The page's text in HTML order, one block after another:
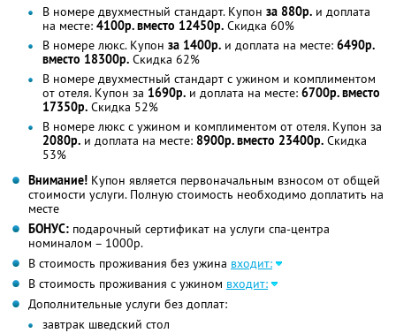
В номере двухместный стандарт. Купон за 880р. и доплата
на месте: 4100р. вместо 12450р. Скидка 60%
В номере люкс. Купон за 1400р. и доплата на месте: 6490р.
вместо 18300р. Скидка 62%
В номере двухместный стандарт с ужином и комплиментом
от отеля. Купон за 1690р. и доплата на месте: 6700р. вместо
17350р. Скидка 52%
В номере люкс с ужином и комплиментом от отеля. Купон за
2080р. и доплата на месте: 8900р. вместо 23400р. Скидка
53%
Внимание! Купон является первоначальным взносом от общей
стоимости услуги. Полную стоимость необходимо доплатить на
месте
БОНУС: подарочный сертификат на услуги спа-центра
номиналом – 1000р.
В стоимость проживания без ужина входит:
В стоимость проживания с ужином входит:
Дополнительные услуги без доплат:
завтрак шведский стол